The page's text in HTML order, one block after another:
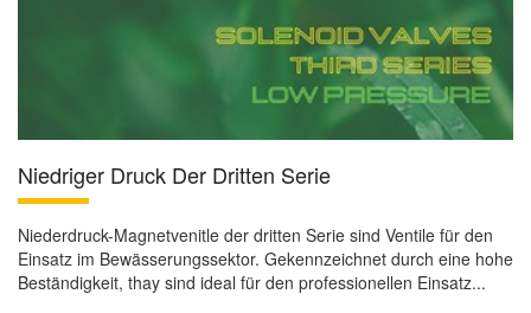
Niedriger Druck Der Dritten Serie
Niederdruck-Magnetvenitle der dritten Serie sind Ventile für den
Einsatz im Bewässerungssektor. Gekennzeichnet durch eine hohe
Beständigkeit, thay sind ideal für den professionellen Einsatz...